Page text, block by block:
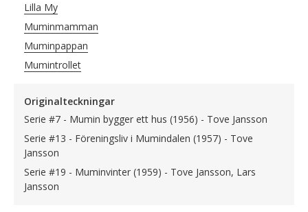
Lilla My
Muminmamman
Muminpappan
Mumintrollet
Originalteckningar
Serie #7 - Mumin bygger ett hus (1956) - Tove Jansson
Serie #13 - Föreningsliv i Mumindalen (1957) - Tove
Jansson
Serie #19 - Muminvinter (1959) - Tove Jansson, Lars
Jansson